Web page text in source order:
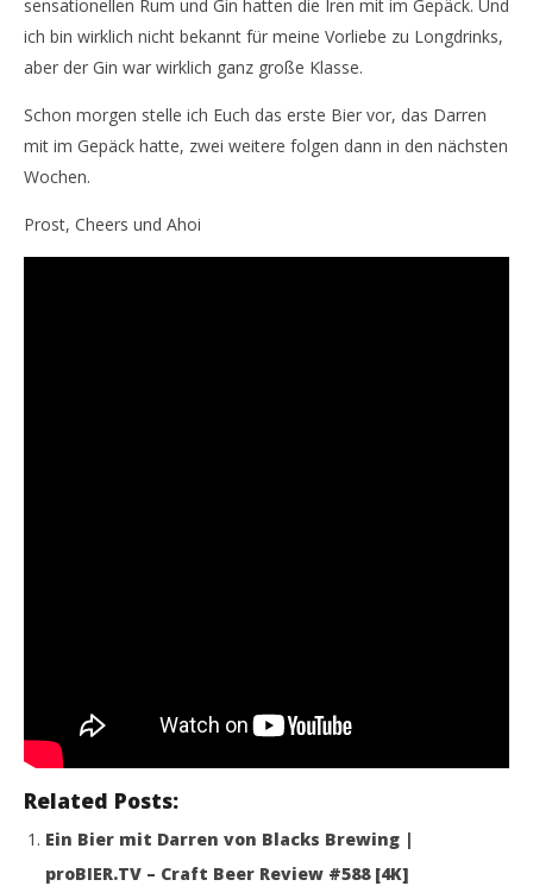
sensationellen Rum und Gin hatten die Iren mit im Gepäck. Und
ich bin wirklich nicht bekannt für meine Vorliebe zu Longdrinks,
aber der Gin war wirklich ganz große Klasse.
Schon morgen stelle ich Euch das erste Bier vor, das Darren
mit im Gepäck hatte, zwei weitere folgen dann in den nächsten
Wochen.
Prost, Cheers und Ahoi
Related Posts:
Ein Bier mit Darren von Blacks Brewing |
proBIER.TV – Craft Beer Review #588 [4K]